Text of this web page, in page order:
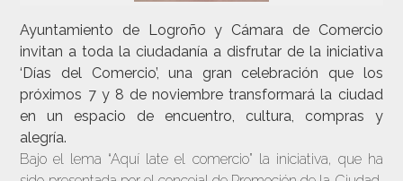
Ayuntamiento de Logroño y Cámara de Comercio
invitan a toda la ciudadanía a disfrutar de la iniciativa
‘Días del Comercio’, una gran celebración que los
próximos 7 y 8 de noviembre transformará la ciudad
en un espacio de encuentro, cultura, compras y
alegría.
Bajo el lema “Aquí late el comercio” la iniciativa, que ha